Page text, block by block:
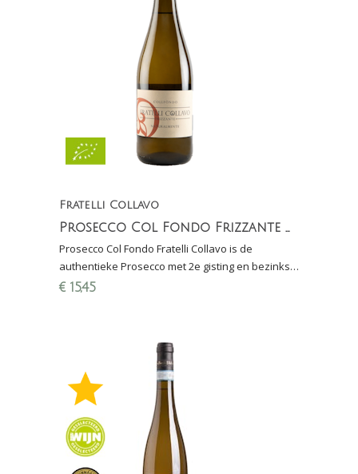
Fratelli Collavo
Prosecco Col Fondo Frizzante Naturalmente Fratelli Collavo Biologisch
Prosecco Col Fondo Fratelli Collavo is de
authentieke Prosecco met 2e gisting en bezinksel
in de fles. Prosecco zoals die oorspronkelijk
€ 15,45